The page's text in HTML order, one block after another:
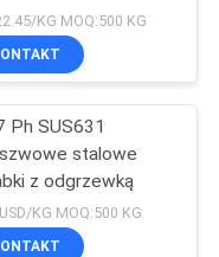
EN10204
KG MOQ:500 KG
Ph SUS631
stalowe
z odgrzewką
KG MOQ:500 KG